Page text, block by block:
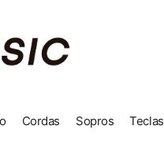
Cordas Sopros Teclas